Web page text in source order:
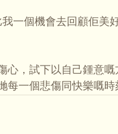
一個機會去回顧佢美
心，試下以自己鍾意嘅
一個悲傷同快樂嘅時